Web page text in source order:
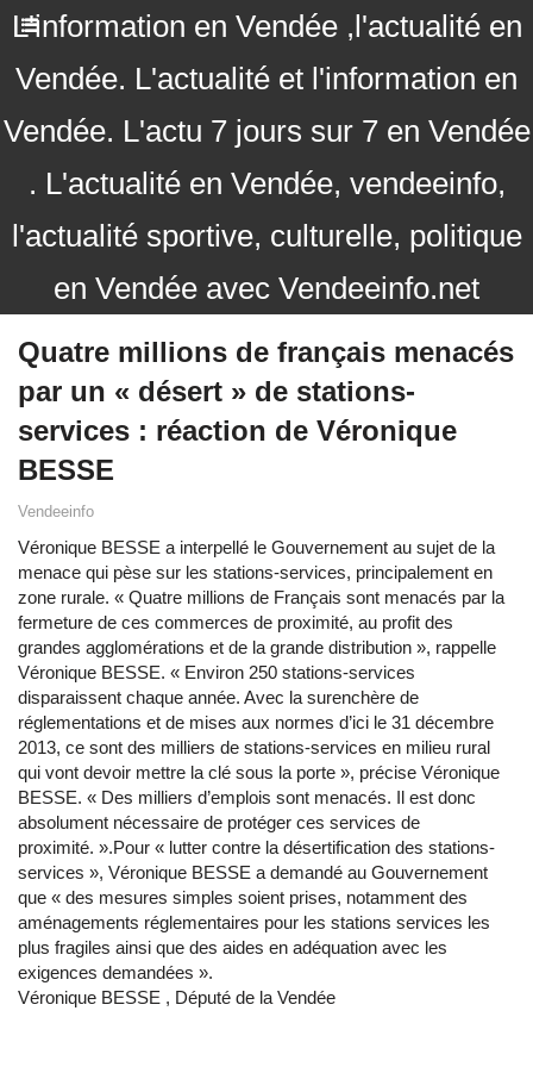
L'information en Vendée ,l'actualité en
Vendée. L'actualité et l'information en
Vendée. L'actu 7 jours sur 7 en Vendée
. L'actualité en Vendée, vendeeinfo,
l'actualité sportive, culturelle, politique
en Vendée avec Vendeeinfo.net
Quatre millions de français menacés
par un « désert » de stations-
services : réaction de Véronique
BESSE
Vendeeinfo
Véronique BESSE a interpellé le Gouvernement au sujet de la
menace qui pèse sur les stations-services, principalement en
zone rurale. « Quatre millions de Français sont menacés par la
fermeture de ces commerces de proximité, au profit des
grandes agglomérations et de la grande distribution », rappelle
Véronique BESSE. « Environ 250 stations-services
disparaissent chaque année. Avec la surenchère de
réglementations et de mises aux normes d’ici le 31 décembre
2013, ce sont des milliers de stations-services en milieu rural
qui vont devoir mettre la clé sous la porte », précise Véronique
BESSE. « Des milliers d’emplois sont menacés. Il est donc
absolument nécessaire de protéger ces services de
proximité. ».Pour « lutter contre la désertification des stations-
services », Véronique BESSE a demandé au Gouvernement
que « des mesures simples soient prises, notamment des
aménagements réglementaires pour les stations services les
plus fragiles ainsi que des aides en adéquation avec les
exigences demandées ».
Véronique BESSE , Député de la Vendée